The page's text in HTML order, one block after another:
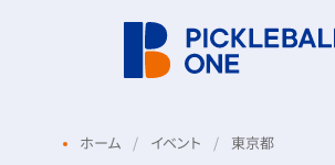
ホーム イベント 東京都